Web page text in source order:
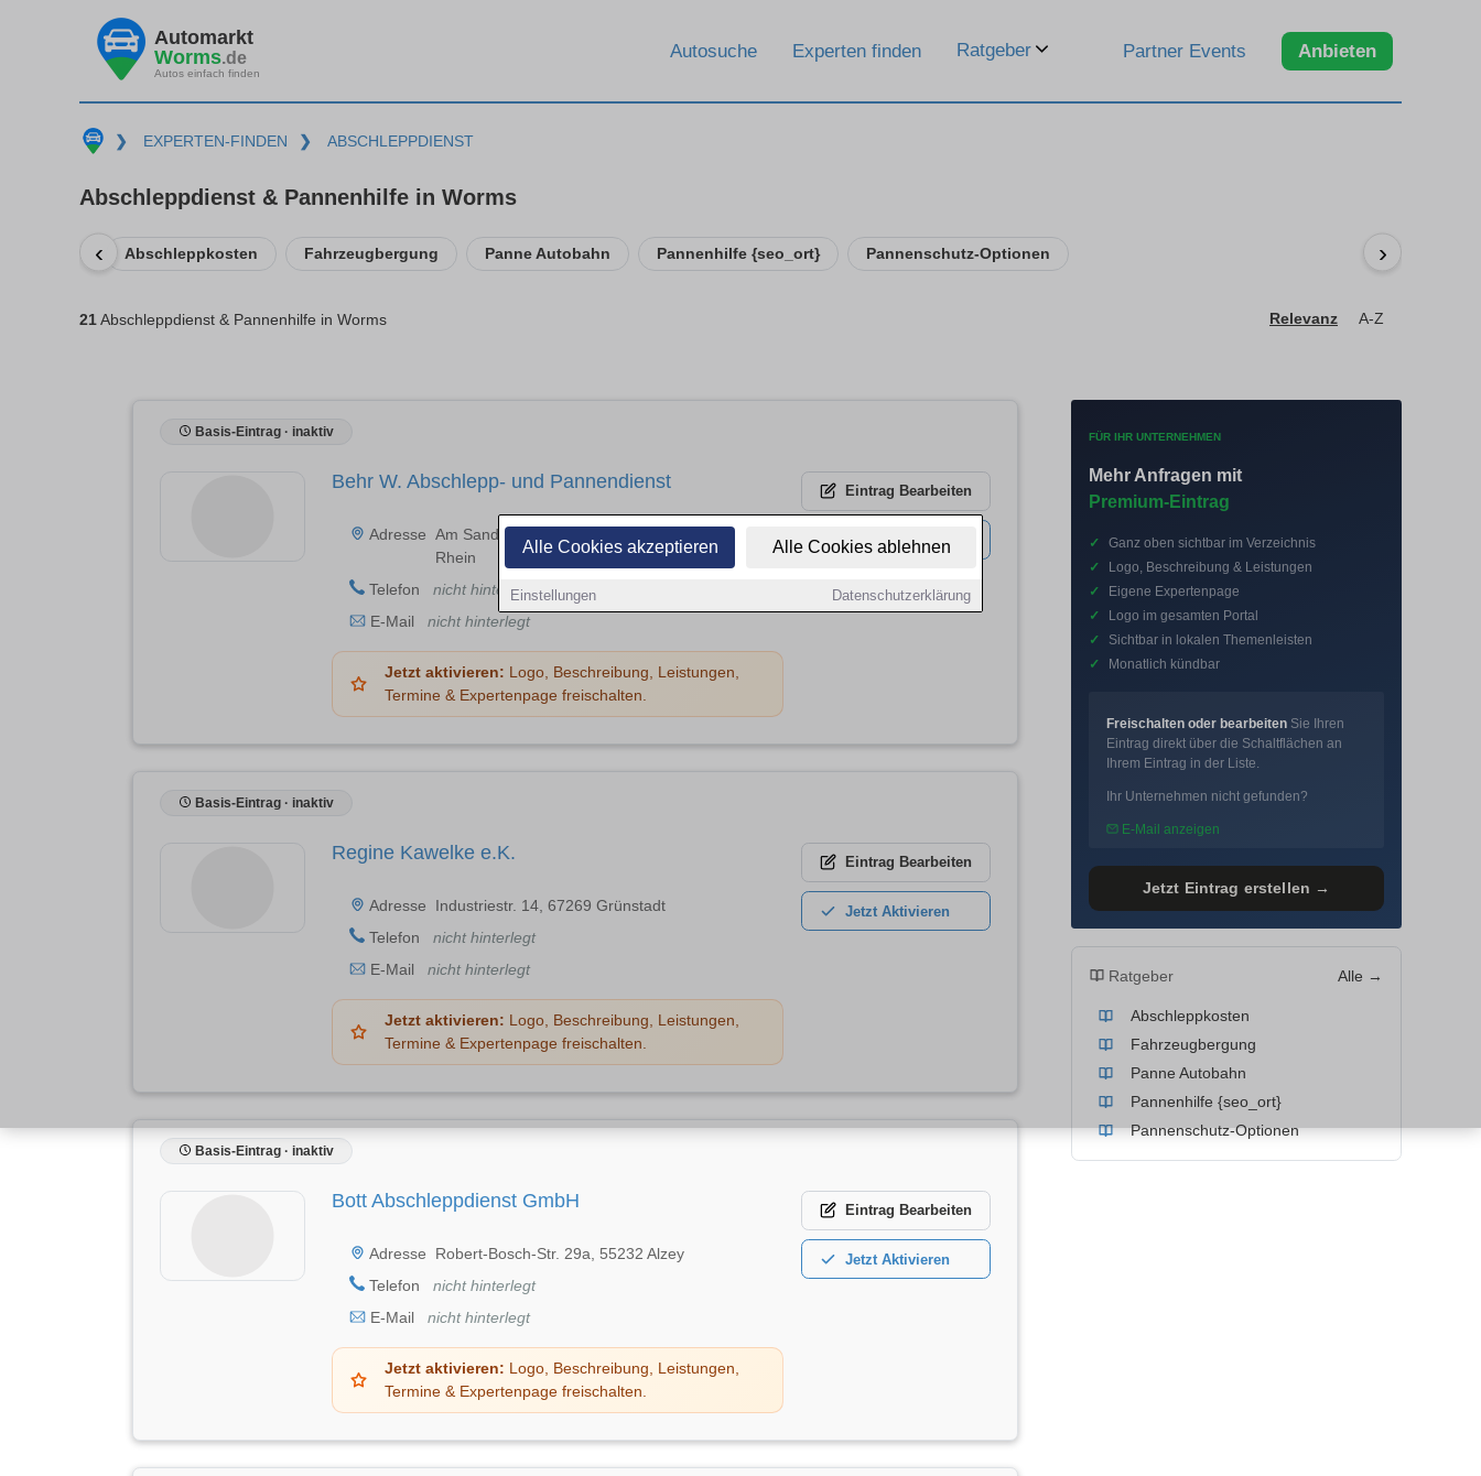
Alle Cookies akzeptieren Alle Cookies ablehnen
Einstellungen Datenschutzerklärung
Automarkt
Worms.de
Autos einfach finden
Autosuche Experten finden Ratgeber Partner Events Anbieten
❯ EXPERTEN-FINDEN ❯ ABSCHLEPPDIENST
Abschleppdienst & Pannenhilfe in Worms
‹ Abschleppkosten Fahrzeugbergung Panne Autobahn Pannenhilfe {seo_ort} Pannenschutz-Optionen ›
21Abschleppdienst & Pannenhilfe in Worms Relevanz A-Z
Basis-Eintrag · inaktiv
Behr W. Abschlepp- und Pannendienst
Adresse Am Sandloch 12, 67065 Ludwigshafen am
Rhein
Telefon
nicht hinterlegt
E-Mail
nicht hinterlegt
Jetzt aktivieren: Logo, Beschreibung, Leistungen,
Termine & Expertenpage freischalten.
Eintrag Bearbeiten
Jetzt Aktivieren
Basis-Eintrag · inaktiv
Regine Kawelke e.K.
Adresse
Industriestr. 14, 67269 Grünstadt
Telefon
nicht hinterlegt
E-Mail
nicht hinterlegt
Jetzt aktivieren: Logo, Beschreibung, Leistungen,
Termine & Expertenpage freischalten.
Eintrag Bearbeiten
Jetzt Aktivieren
Basis-Eintrag · inaktiv
Bott Abschleppdienst GmbH
Adresse
Robert-Bosch-Str. 29a, 55232 Alzey
Telefon
nicht hinterlegt
E-Mail
nicht hinterlegt
Jetzt aktivieren: Logo, Beschreibung, Leistungen,
Termine & Expertenpage freischalten.
Eintrag Bearbeiten
Jetzt Aktivieren
FÜR IHR UNTERNEHMEN
Mehr Anfragen mit
Premium-Eintrag
✓
Ganz oben sichtbar im Verzeichnis
✓
Logo, Beschreibung & Leistungen
✓
Eigene Expertenpage
✓
Logo im gesamten Portal
✓
Sichtbar in lokalen Themenleisten
✓
Monatlich kündbar
Freischalten oder bearbeiten Sie Ihren
Eintrag direkt über die Schaltflächen an
Ihrem Eintrag in der Liste.
Ihr Unternehmen nicht gefunden?
E-Mail anzeigen
Jetzt Eintrag erstellen →
Ratgeber Alle →
Abschleppkosten
Fahrzeugbergung
Panne Autobahn
Pannenhilfe {seo_ort}
Pannenschutz-Optionen